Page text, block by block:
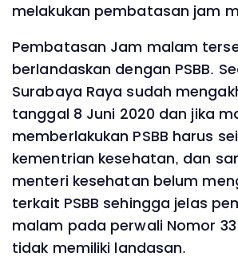
melakukan pembatasan jam
Pembatasan Jam malam
berlandaskan dengan PSBB.
Surabaya Raya sudah
tanggal 8 Juni 2020 dan jika
memberlakukan PSBB harus
kementrian kesehatan, dan
menteri kesehatan belum
terkait PSBB sehingga jelas
malam pada perwali Nomor
tidak memiliki landasan.